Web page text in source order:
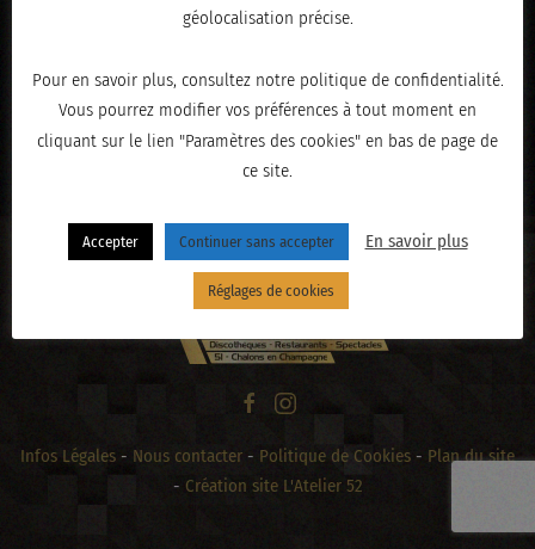
« PRÉCÉDENT
Infos Légales - Nous contacter - Politique de Cookies - Plan du site
- Création site L'Atelier 52
géolocalisation précise.
Pour en savoir plus, consultez notre politique de confidentialité.
Vous pourrez modifier vos préférences à tout moment en
cliquant sur le lien "Paramètres des cookies" en bas de page de
ce site.
Accepter Continuer sans accepter En savoir plus
Réglages de cookies